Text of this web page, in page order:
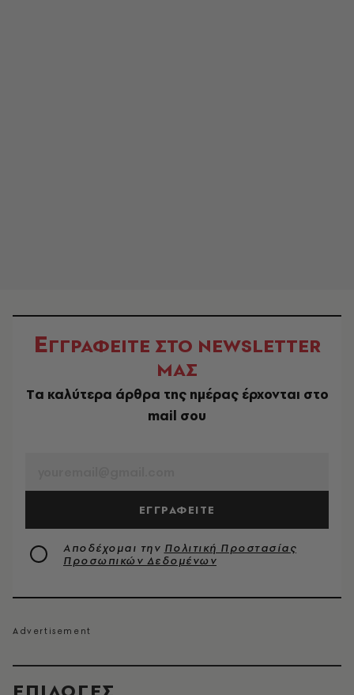
ΕΓΓΡΑΦΕΙΤΕ ΣΤΟ NEWSLETTER
ΜΑΣ
Tα καλύτερα άρθρα της ημέρας έρχονται στο
mail σου
ΕΓΓΡΑΦΕΙΤΕ
Αποδέχομαι την Πολιτική Προστασίας
Προσωπικών Δεδομένων